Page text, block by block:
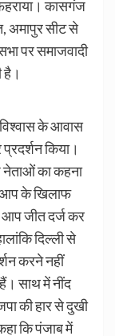
कासगंज
अमापुर सीट से
पर समाजवादी
है।
के आवास
किया।
का कहना
आप के खिलाफ
आप जीत दर्ज कर
दिल्ली से
करने नहीं
साथ में नींद
की हार से दुखी
कि पंजाब में